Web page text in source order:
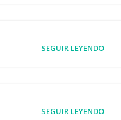
SEGUIR LEYENDO
SEGUIR LEYENDO